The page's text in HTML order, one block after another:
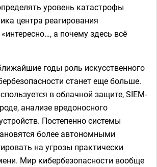
уровень катастрофы
центра реагирования
а почему здесь всё
годы роль искусственного
станет еще больше.
в облачной защите, SIEM-
анализе вредоносного
Постепенно системы
более автономными
на угрозы практически
Мир кибербезопасности вообще